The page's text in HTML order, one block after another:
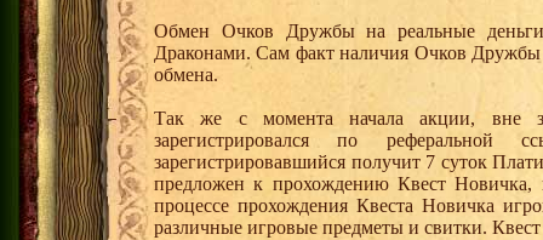
Обмен Очков Дружбы на реальные деньги
Драконами. Сам факт наличия Очков Дружбы
обмена.
Так же с момента начала акции, вне
зарегистрировался по
зарегистрировавшийся получит 7 суток
предложен к прохождению Квест
процессе прохождения Квеста Новичка
различные игровые предметы и свитки.